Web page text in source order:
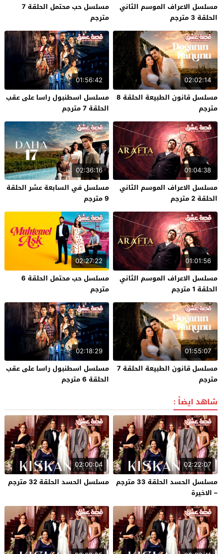
مسلسل الاعراف الموسم الثاني
الحلقة 3 مترجم
مسلسل حب محتمل الحلقة 7
مترجم
02:02:14
مسلسل قانون الطبيعة الحلقة 8
مترجم
01:56:42
مسلسل اسطنبول راسا على عقب
الحلقة 7 مترجم
01:04:38
مسلسل الاعراف الموسم الثاني
الحلقة 2 مترجم
02:36:16
مسلسل في السابعة عشر الحلقة
9 مترجم
01:01:56
مسلسل الاعراف الموسم الثاني
الحلقة 1 مترجم
02:27:22
مسلسل حب محتمل الحلقة 6
مترجم
01:55:07
مسلسل قانون الطبيعة الحلقة 7
مترجم
02:18:29
مسلسل اسطنبول راسا على عقب
الحلقة 6 مترجم
شاهد ايضاً :
02:22:07
مسلسل الحسد الحلقة 33 مترجم
– الاخيرة
02:00:04
مسلسل الحسد الحلقة 32 مترجم